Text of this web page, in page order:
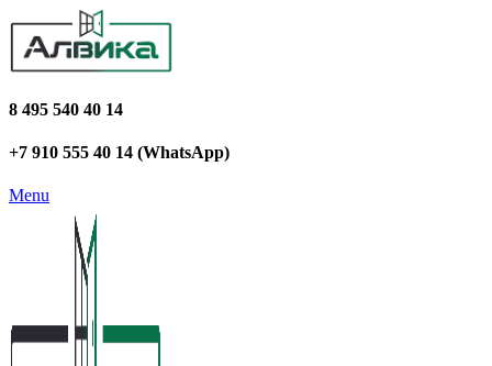
8 495 540 40 14
+7 910 555 40 14 (WhatsApp)
Menu